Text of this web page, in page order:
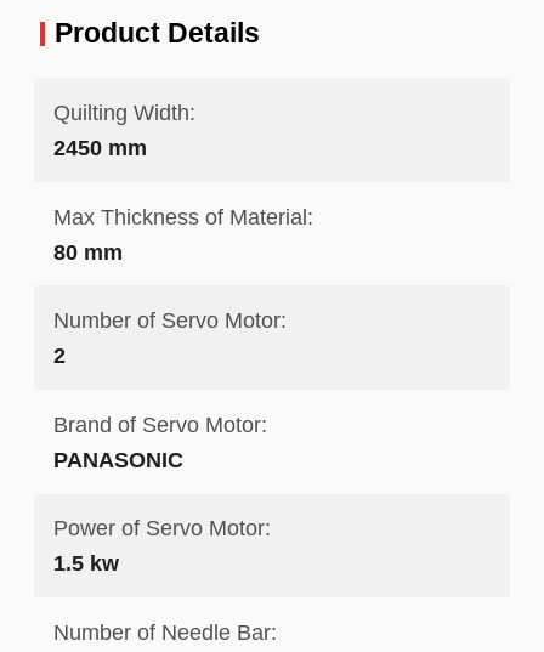
Product Details
Quilting Width:
2450 mm
Max Thickness of Material:
80 mm
Number of Servo Motor:
2
Brand of Servo Motor:
PANASONIC
Power of Servo Motor:
1.5 kw
Number of Needle Bar: